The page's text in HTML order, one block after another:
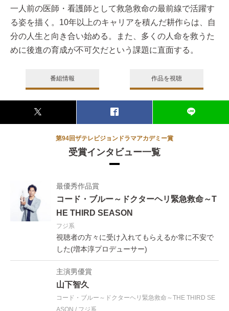
一人前の医師・看護師として救急救命の最前線で活躍す
る姿を描く。10年以上のキャリアを積んだ耕作らは、自
分の人生と向き合い始める。また、多くの人命を救うた
めに後進の育成が不可欠だという課題に直面する。
番組情報 作品を視聴
第94回ザテレビジョンドラマアカデミー賞
受賞インタビュー一覧
最優秀作品賞
コード・ブルー～ドクターヘリ緊急救命～T
HE THIRD SEASON
フジ系
視聴者の方々に受け入れてもらえるか常に不安で
した(増本淳プロデューサー)
主演男優賞
山下智久
コード・ブルー～ドクターヘリ緊急救命～THE THIRD SE